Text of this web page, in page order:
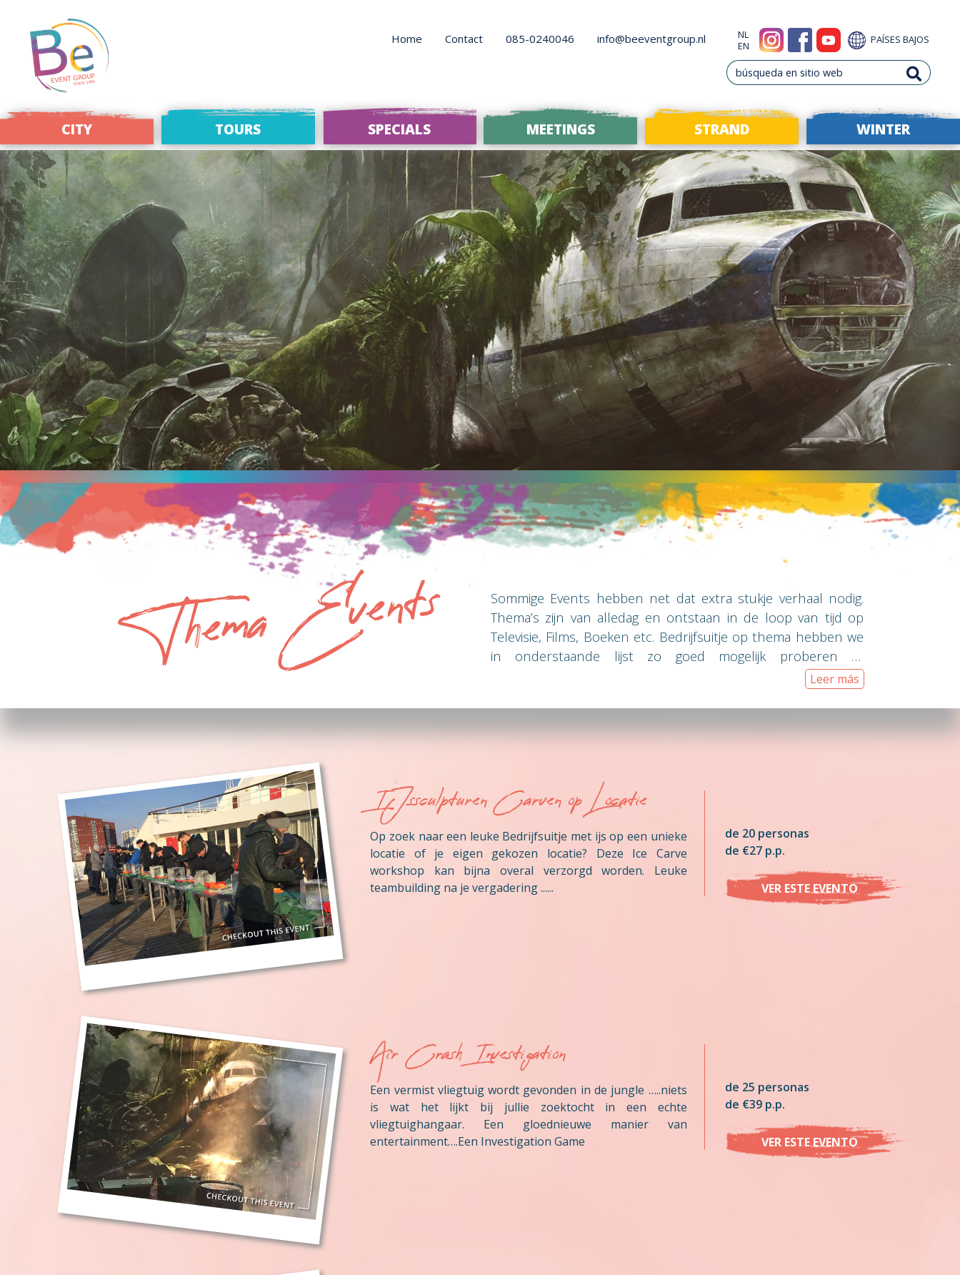
PAÍSES BAJOS
NL
EN
info@beeventgroup.nl
085-0240046
Contact
Home
CITY TOURS SPECIALS MEETINGS STRAND WINTER
Thema Events
Sommige Events hebben net dat extra stukje verhaal nodig.
Thema’s zijn van alledag en ontstaan in de loop van tijd op
Televisie, Films, Boeken etc. Bedrijfsuitje op thema hebben we
in onderstaande lijst zo goed mogelijk proberen te
Leer más
IJssculpturen Carven op Locatie
Op zoek naar een leuke Bedrijfsuitje met ijs op een unieke
locatie of je eigen gekozen locatie? Deze Ice Carve
workshop kan bijna overal verzorgd worden. Leuke
teambuilding na je vergadering ......
de 20 personas
de €27 p.p.
VER ESTE EVENTO
Air Crash Investigation
Een vermist vliegtuig wordt gevonden in de jungle …..niets
is wat het lijkt bij jullie zoektocht in een echte
vliegtuighangaar. Een gloednieuwe manier van
entertainment….Een Investigation Game
de 25 personas
de €39 p.p.
VER ESTE EVENTO